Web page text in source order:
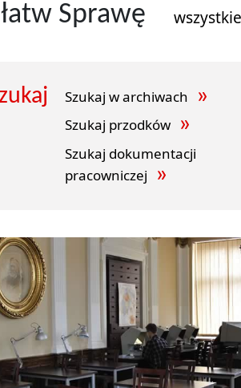
Sprawę
Szukaj w archiwach
Szukaj przodków
Szukaj dokumentacji
pracowniczej